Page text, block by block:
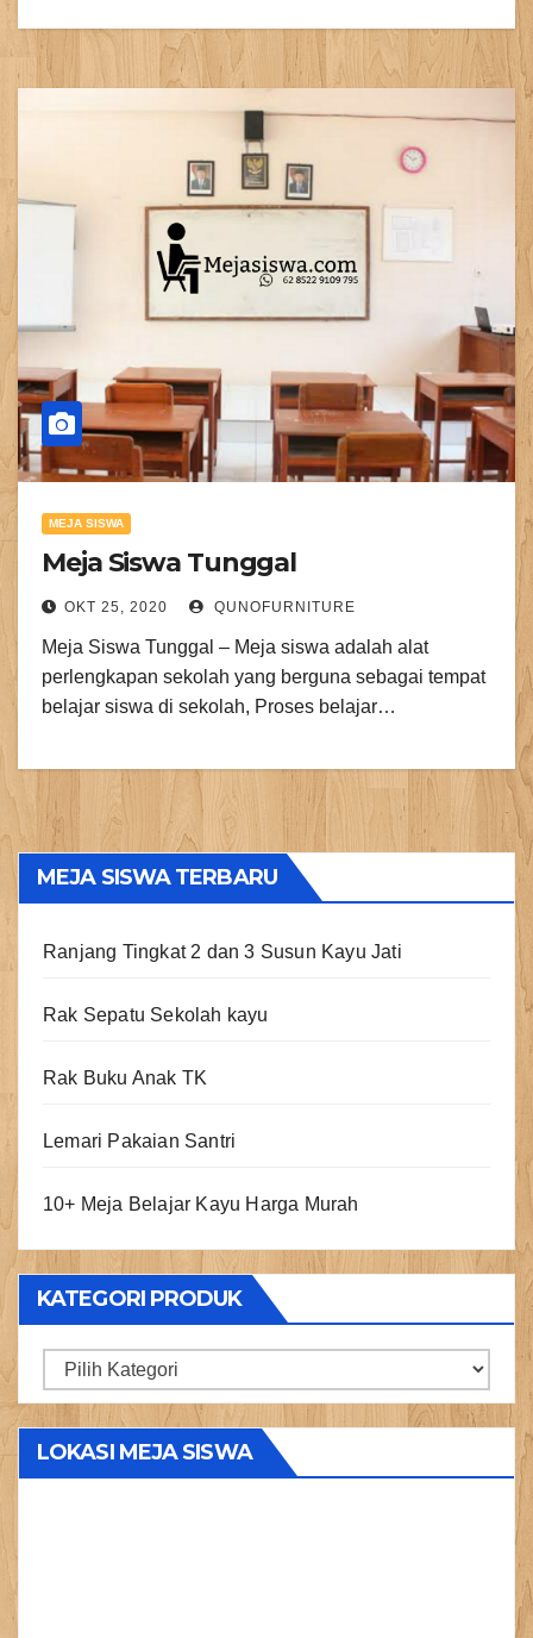
MEJA SISWA
Meja Siswa Tunggal
OKT 25, 2020 QUNOFURNITURE
Meja Siswa Tunggal – Meja siswa adalah alat
perlengkapan sekolah yang berguna sebagai tempat
belajar siswa di sekolah, Proses belajar…
MEJA SISWA TERBARU
Ranjang Tingkat 2 dan 3 Susun Kayu Jati
Rak Sepatu Sekolah kayu
Rak Buku Anak TK
Lemari Pakaian Santri
10+ Meja Belajar Kayu Harga Murah
KATEGORI PRODUK
Kategori
Produk
LOKASI MEJA SISWA